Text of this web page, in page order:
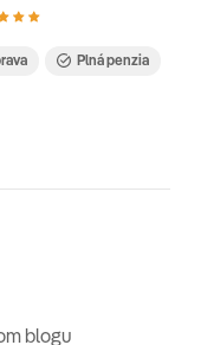
Plná penzia
blogu